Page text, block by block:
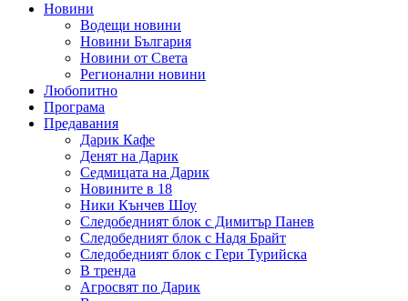
Новини
Водещи новини
Новини България
Новини от Света
Регионални новини
Любопитно
Програма
Предавания
Дарик Кафе
Денят на Дарик
Седмицата на Дарик
Новините в 18
Ники Кънчев Шоу
Следобедният блок с Димитър Панев
Следобедният блок с Надя Брайт
Следобедният блок с Гери Турийска
В тренда
Агросвят по Дарик